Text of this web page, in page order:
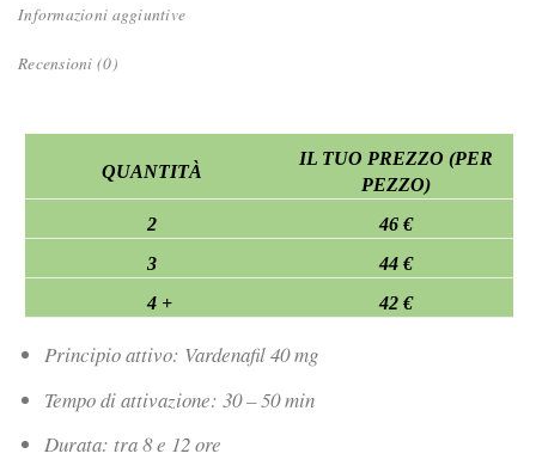
Informazioni aggiuntive
Recensioni (0)
QUANTITÀ
IL TUO PREZZO (PER
PEZZO)
2
46 €
3
44 €
4 +
42 €
Principio attivo: Vardenafil 40 mg
Tempo di attivazione: 30 – 50 min
Durata: tra 8 e 12 ore